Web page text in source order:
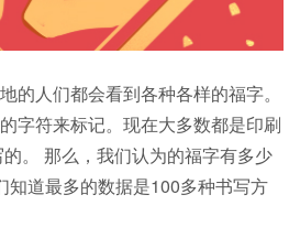
人们都会看到各种各样的福字。
字符来标记。现在大多数都是印刷
。 那么，我们认为的福字有多少
知道最多的数据是100多种书写方